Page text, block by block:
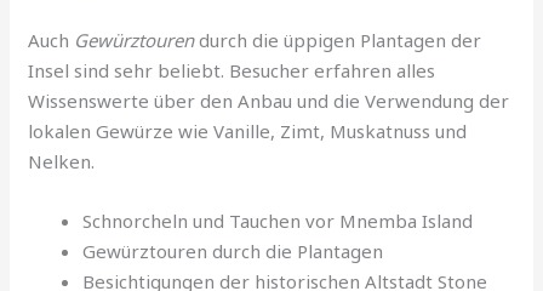
Auch Gewürztourendurch die üppigen Plantagen der
Insel sind sehr beliebt. Besucher erfahren alles
Wissenswerte über den Anbau und die Verwendung der
lokalen Gewürze wie Vanille, Zimt, Muskatnuss und
Nelken.
Schnorcheln und Tauchen vor Mnemba Island
Gewürztouren durch die Plantagen
Besichtigungen der historischen Altstadt Stone